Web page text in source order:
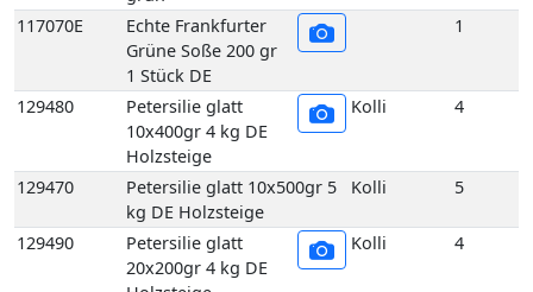
129470
Petersilie glatt 10x500gr 5
kg DE Holzsteige
Kolli 5
Petersilie glatt
20x200gr 4 kg DE
Holzsteige
Petersilie glatt
Bund 400gr 1 Bd DE
129510
Petersilie Krause 2,5 kg DE
GP H-grün
Kolli 2
129500
Petersilie Krause 5 kg DE
GP H-grün
Kolli 5